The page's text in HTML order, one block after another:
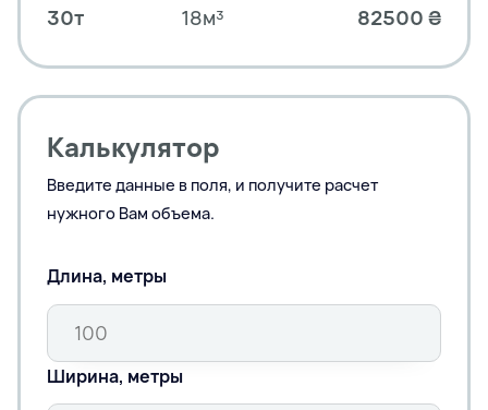
30т
18м³ 82500 ₴
Калькулятор
Введите данные в поля, и получите расчет
нужного Вам объема.
Длина, метры
Ширина, метры